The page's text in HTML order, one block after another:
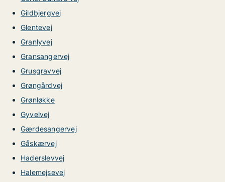
Gildbjergvej
Glentevej
Granlyvej
Gransangervej
Grusgravvej
Grøngårdvej
Grønløkke
Gyvelvej
Gærdesangervej
Gåskærvej
Haderslevvej
Halemejsevej